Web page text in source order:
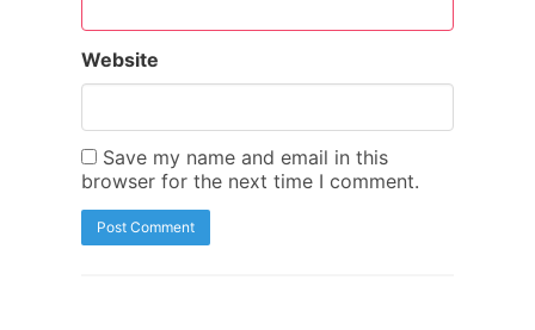
Website
Save my name and email in this
browser for the next time I comment.